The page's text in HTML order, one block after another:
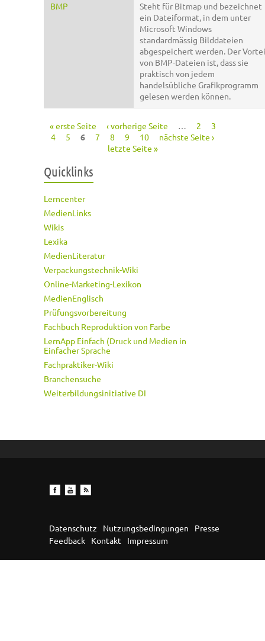
BMP
Steht für Bitmap und bezeichnet
ein Dateiformat, in dem unter
Microsoft Windows
standardmässig Bilddateien
abgespeichert werden. Der
von BMP-Dateien ist, dass sie
praktisch von jedem
handelsübliche Grafikprogramm
gelesen werden können.
Seiten
« erste Seite ‹ vorherige Seite … 2
3
4
5 6 7 8 9 10
nächste Seite ›
letzte Seite »
Quicklinks
Lerncenter
MedienLinks
Wikis
Lexika
MedienLiteratur
Verpackungstechnik-Wiki
Online-Marketing-Lexikon
MedienEnglisch
Prüfungsvorbereitung
Fachbuch Reproduktion von Farbe
LernApp Einfach (Druck und Medien in
Einfacher Sprache
Fachpraktiker-Wiki
Branchensuche
Weiterbildungsinitiative DI
Datenschutz Nutzungsbedingungen
Presse
Feedback
Kontakt Impressum